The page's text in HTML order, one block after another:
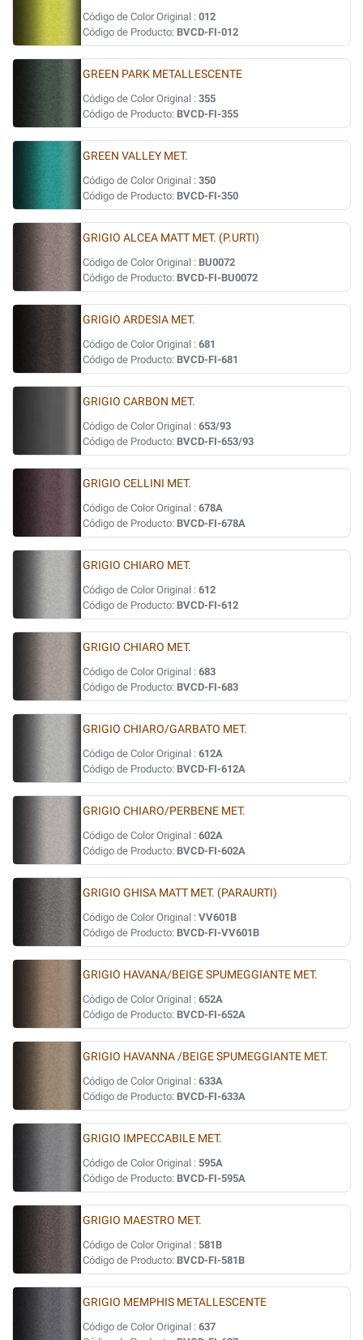
Código de Color Original : 012
Código de Producto: BVCD-FI-012
GREEN PARK METALLESCENTE
Código de Color Original : 355
Código de Producto: BVCD-FI-355
GREEN VALLEY MET.
Código de Color Original : 350
Código de Producto: BVCD-FI-350
GRIGIO ALCEA MATT MET. (P.URTI)
Código de Color Original : BU0072
Código de Producto: BVCD-FI-BU0072
GRIGIO ARDESIA MET.
Código de Color Original : 681
Código de Producto: BVCD-FI-681
GRIGIO CARBON MET.
Código de Color Original : 653/93
Código de Producto: BVCD-FI-653/93
GRIGIO CELLINI MET.
Código de Color Original : 678A
Código de Producto: BVCD-FI-678A
GRIGIO CHIARO MET.
Código de Color Original : 612
Código de Producto: BVCD-FI-612
GRIGIO CHIARO MET.
Código de Color Original : 683
Código de Producto: BVCD-FI-683
GRIGIO CHIARO/GARBATO MET.
Código de Color Original : 612A
Código de Producto: BVCD-FI-612A
GRIGIO CHIARO/PERBENE MET.
Código de Color Original : 602A
Código de Producto: BVCD-FI-602A
GRIGIO GHISA MATT MET. (PARAURTI)
Código de Color Original : VV601B
Código de Producto: BVCD-FI-VV601B
GRIGIO HAVANA/BEIGE SPUMEGGIANTE MET.
Código de Color Original : 652A
Código de Producto: BVCD-FI-652A
GRIGIO HAVANNA /BEIGE SPUMEGGIANTE MET.
Código de Color Original : 633A
Código de Producto: BVCD-FI-633A
GRIGIO IMPECCABILE MET.
Código de Color Original : 595A
Código de Producto: BVCD-FI-595A
GRIGIO MAESTRO MET.
Código de Color Original : 581B
Código de Producto: BVCD-FI-581B
GRIGIO MEMPHIS METALLESCENTE
Código de Color Original : 637